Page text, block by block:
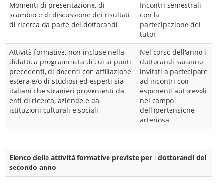
Momenti di presentazione, di
scambio e di discussione dei risultati
di ricerca da parte dei dottorandi
Incontri semestrali
con la
partecipazione dei
tutor
Attività formative, non incluse nella
didattica programmata di cui ai punti
precedenti, di docenti con affiliazione
estera e/o di studiosi ed esperti sia
italiani che stranieri provenienti da
enti di ricerca, aziende e da
istituzioni culturali e sociali
Nel corso dell'anno i
dottorandi saranno
invitati a partecipare
ad incontri con
esponenti autorevoli
nel campo
dell'ipertensione
arteriosa.
Elenco delle attività formative previste per i dottorandi del
secondo anno